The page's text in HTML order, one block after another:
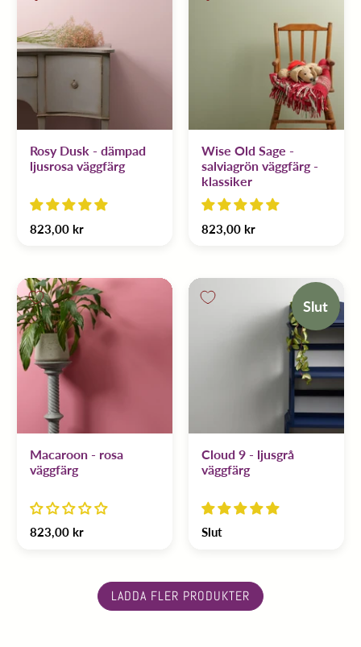
Rosy Dusk - dämpad
ljusrosa väggfärg
823,00 kr
Wise Old Sage -
salviagrön väggfärg -
klassiker
823,00 kr
Macaroon - rosa
väggfärg
823,00 kr
Slut
Cloud 9 - ljusgrå
väggfärg
Slut
LADDA FLER PRODUKTER